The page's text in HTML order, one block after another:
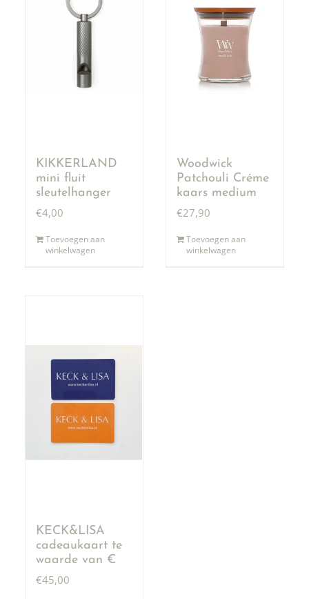
KIKKERLAND
mini fluit
sleutelhanger
€4,00
Toevoegen aan
winkelwagen
Woodwick
Patchouli Créme
kaars medium
€27,90
Toevoegen aan
winkelwagen
KECK&LISA
cadeaukaart te
waarde van €
50,00
€45,00